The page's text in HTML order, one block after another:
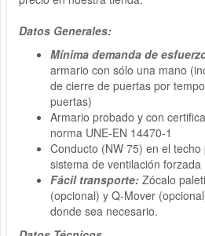
Datos Generales:
Mínima demanda de
armario con sólo una mano
de cierre de puertas por
puertas)
Armario probado y con
norma UNE-EN 14470-1
Conducto (NW 75) en el
sistema de ventilación
Fácil transporte: Zócalo
(opcional) y Q-Mover
donde sea necesario.